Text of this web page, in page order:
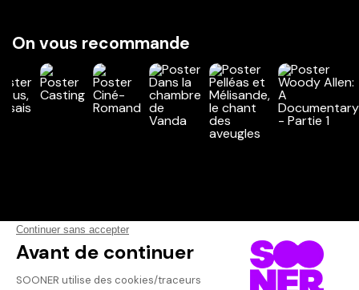
On vous recommande
Vos avis